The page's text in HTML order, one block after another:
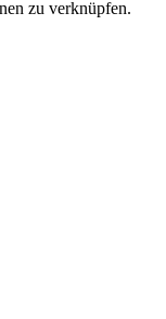
zu verknüpfen.